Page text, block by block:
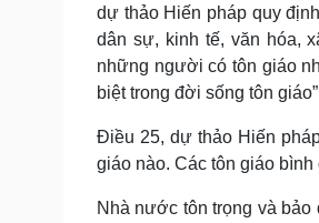
dự thảo Hiến pháp quy
dân sự, kinh tế, văn hóa,
những người có tôn giáo
biệt trong đời sống tôn
Điều 25, dự thảo Hiến
giáo nào. Các tôn giáo
Nhà nước tôn trọng và